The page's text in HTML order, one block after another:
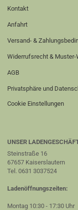
Kontakt
Anfahrt
Versand- &
Widerrufsrecht &
AGB
Privatsphäre und
Cookie Einstellungen
UNSER
Steinstraße 16
67657 Kaiserslautern
Tel. 0631 3037524
Ladenöffnungszeiten:
Montag 10:30 - 17:30 Uhr